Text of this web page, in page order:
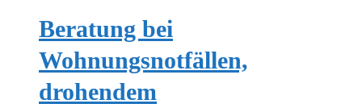
Beratung bei
Wohnungsnotfällen,
drohendem